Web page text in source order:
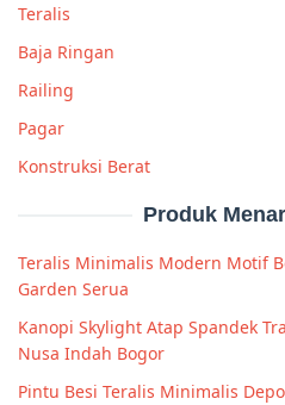
Teralis
Baja Ringan
Railing
Pagar
Konstruksi Berat
Produk
Teralis Minimalis Modern Motif
Garden Serua
Kanopi Skylight Atap Spandek
Nusa Indah Bogor
Pintu Besi Teralis Minimalis